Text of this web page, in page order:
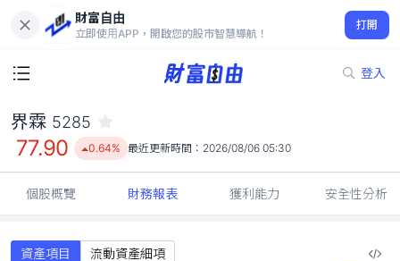
財富自由
立即使用APP，開啟您的股市智慧導航！
打開
登入
77.90
0.64%
界霖 5285
77.90 0.64% 最近更新時間： 2026/08/06 05:30
個股概覽 財務報表 獲利能力 安全性分析
資產項目 流動資產細項